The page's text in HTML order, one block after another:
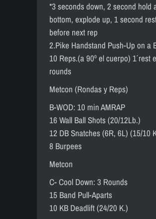
*3 seconds down, 2 second hold
bottom, explode up, 1 second
before next rep
2.Pike Handstand Push-Up on a
10 Reps.(a 90º el cuerpo) 1´ rest
rounds
Metcon (Rondas y Reps)
B-WOD: 10 min AMRAP
16 Wall Ball Shots (20/12Lb.)
12 DB Snatches (6R, 6L) (15/10
8 Burpees
Metcon
C- Cool Down: 3 Rounds
15 Band Pull-Aparts
10 KB Deadlift (24/20 K.)